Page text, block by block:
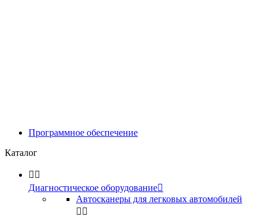
Программное обеспечение
Каталог
 
Диагностическое оборудование
Автосканеры для легковых автомобилей
 